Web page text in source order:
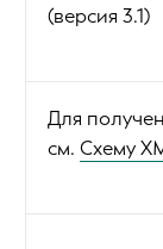
(версия 3.1)
Для
см. Схему